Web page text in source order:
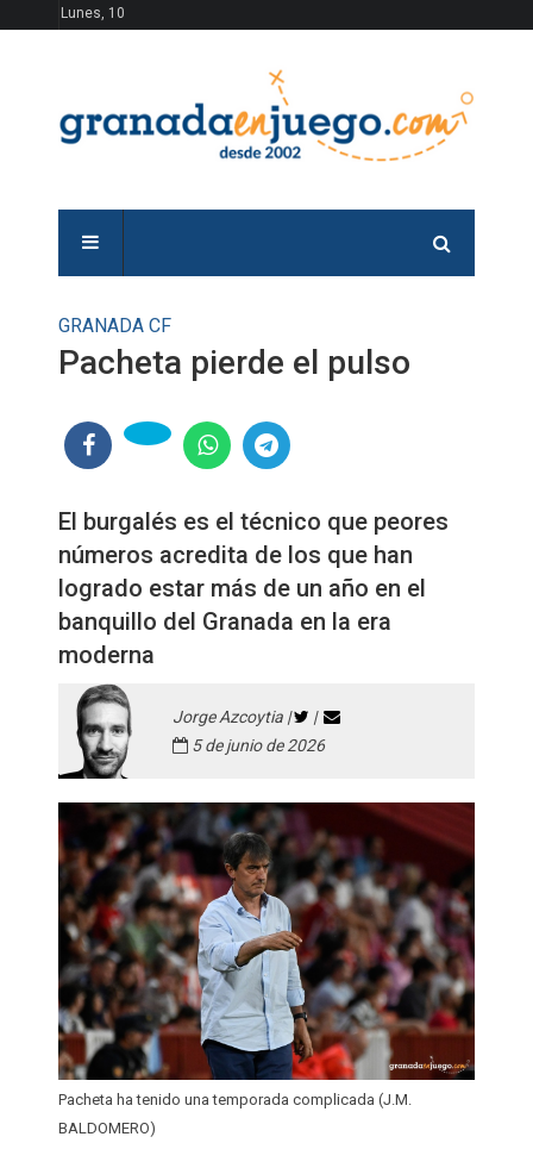
Lunes, 10
GRANADA CF
Pacheta pierde el pulso
El burgalés es el técnico que peores
números acredita de los que han
logrado estar más de un año en el
banquillo del Granada en la era
moderna
Jorge Azcoytia |
|
5 de junio de 2026
Pacheta ha tenido una temporada complicada (J.M.
BALDOMERO)